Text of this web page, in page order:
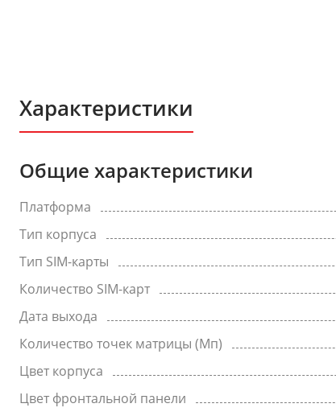
Характеристики
Общие характеристики
Платформа
Тип корпуса
Тип SIM-карты
Количество SIM-карт
Дата выхода
Количество точек матрицы (Мп)
Цвет корпуса
Цвет фронтальной панели